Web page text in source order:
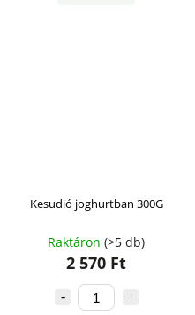
Kesudió joghurtban 300G
Raktáron (>5 db)
2 570 Ft